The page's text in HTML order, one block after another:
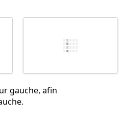
Publier un commentaire
gauche, afin